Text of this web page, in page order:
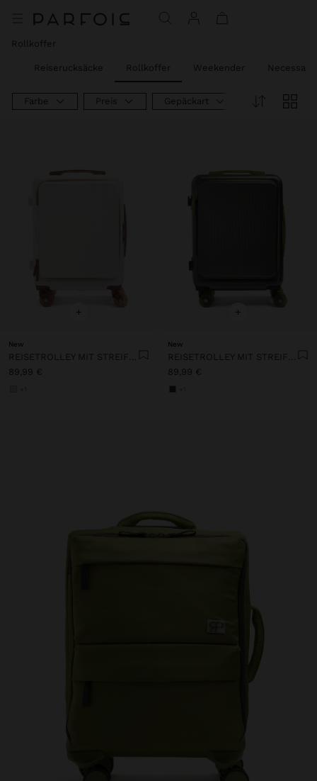
Rollkoffer
Reiserucksäcke Rollkoffer Weekender Necessaire
Farbe Preis Gepäckart
+
New
REISETROLLEY MIT STREIFENMUSTER UND UNTERSETZER
89,99 €
+
New
REISETROLLEY MIT STREIFENMUSTER UND UNTERSETZER
89,99 €